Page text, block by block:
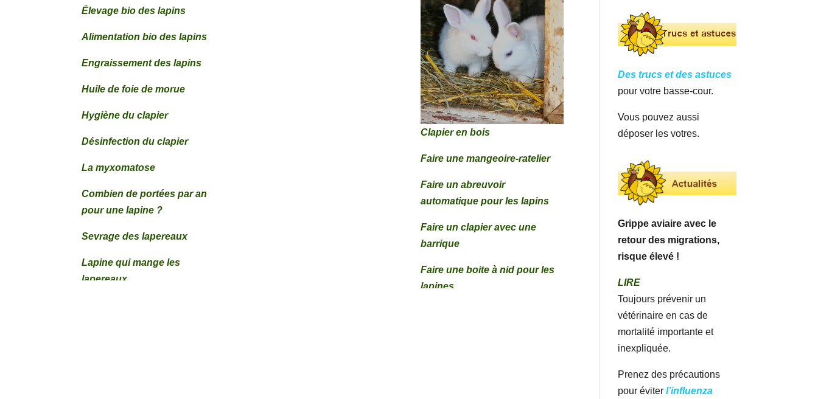
Élevage bio des lapins
Alimentation bio des lapins
Engraissement des lapins
Huile de foie de morue
Hygiène du clapier
Désinfection du clapier
La myxomatose
Combien de portées par an
pour une lapine ?
Sevrage des lapereaux
Lapine qui mange les
lapereaux
Clapier en bois
Faire une mangeoire-ratelier
Faire un abreuvoir
automatique pour les lapins
Faire un clapier avec une
barrique
Faire une boite à nid pour les
lapines
Des trucs et des astuces
pour votre basse-cour.
Vous pouvez aussi
déposer les votres.
Grippe aviaire avec le
retour des migrations,
risque élevé !
LIRE
Toujours prévenir un
vétérinaire en cas de
mortalité importante et
inexpliquée.
Prenez des précautions
pour éviterl’influenza